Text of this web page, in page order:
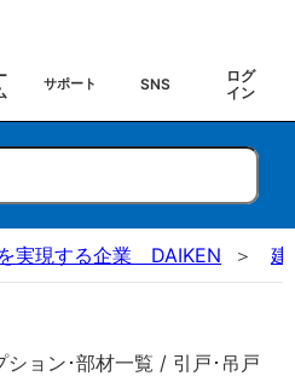
サポート SNS
ログ
イン
実現する企業 DAIKEN 建
ョン･部材一覧 / 引戸･吊戸